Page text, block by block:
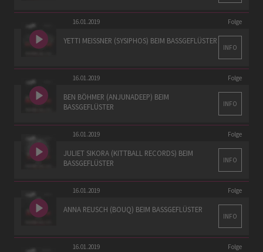
16.01.2019 Folge
YETTI MEISSNER (SYSIPHOS) BEIM BASSGEFLÜSTER
INFO
16.01.2019 Folge
BEN BÖHMER (ANJUNADEEP) BEIM
BASSGEFLÜSTER
INFO
16.01.2019 Folge
JULIET SIKORA (KITTBALL RECORDS) BEIM
BASSGEFLÜSTER
INFO
16.01.2019 Folge
ANNA REUSCH (BOUQ) BEIM BASSGEFLÜSTER
INFO
16.01.2019 Folge